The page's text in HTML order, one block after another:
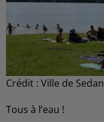
Crédit : Ville de Sedan
Tous à l’eau !